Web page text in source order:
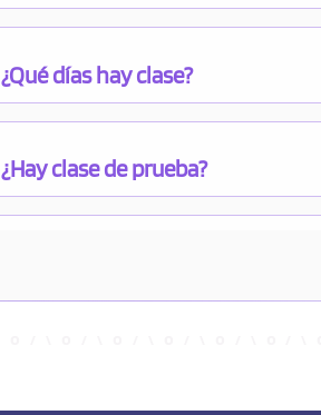
¿Qué días hay clase?
¿Hay clase de prueba?